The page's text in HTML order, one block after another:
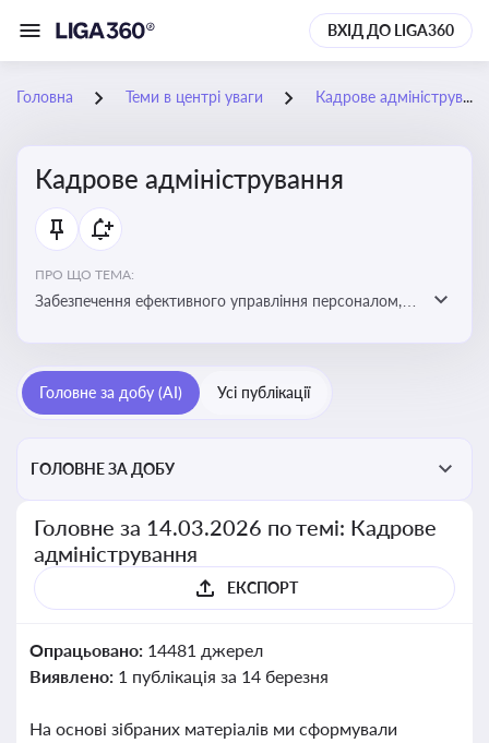
ВХІД ДО LIGA360
Головна Теми в центрі уваги Кадрове адміністрування
Кадрове адміністрування
ПРО ЩО ТЕМА:
Забезпечення ефективного управління персоналом,
Головне за добу (AI) Усі публікації
ГОЛОВНЕ ЗА ДОБУ
Головне за 14.03.2026 по темі: Кадрове
адміністрування
ЕКСПОРТ
Опрацьовано: 14481 джерел
Виявлено: 1 публікація за 14 березня
На основі зібраних матеріалів ми сформували